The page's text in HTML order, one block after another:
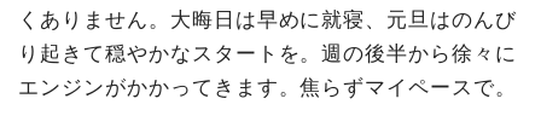
夢と現実が交差する年越し
くありません。大晦日は早めに就寝、元旦はのんび
り起きて穏やかなスタートを。週の後半から徐々に
エンジンがかかってきます。焦らずマイペースで。